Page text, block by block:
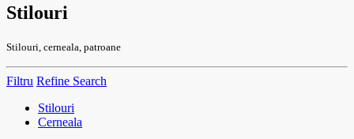
Stilouri
Stilouri, cerneala, patroane
Filtru Refine Search
Stilouri
Cerneala